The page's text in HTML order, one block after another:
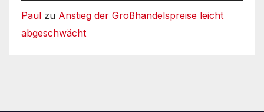
Paul zu Anstieg der Großhandelspreise leicht
abgeschwächt